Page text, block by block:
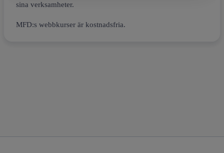
sina verksamheter.
MFD:s webbkurser är kostnadsfria.